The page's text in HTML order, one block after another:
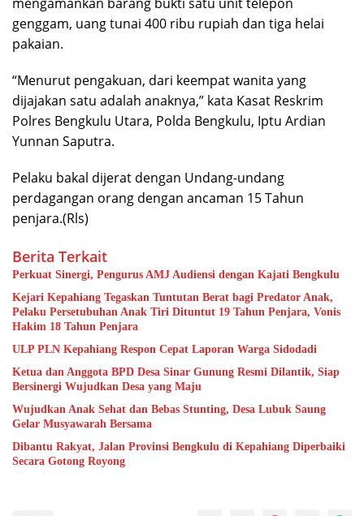
genggam, uang tunai 400 ribu rupiah dan tiga helai
pakaian.
“Menurut pengakuan, dari keempat wanita yang
dijajakan satu adalah anaknya,” kata Kasat Reskrim
Polres Bengkulu Utara, Polda Bengkulu, Iptu Ardian
Yunnan Saputra.
Pelaku bakal dijerat dengan Undang-undang
perdagangan orang dengan ancaman 15 Tahun
penjara.(Rls)
Berita Terkait
Perkuat Sinergi, Pengurus AMJ Audiensi dengan Kajati Bengkulu
Kejari Kepahiang Tegaskan Tuntutan Berat bagi Predator Anak,
Pelaku Persetubuhan Anak Tiri Dituntut 19 Tahun Penjara, Vonis
Hakim 18 Tahun Penjara
ULP PLN Kepahiang Respon Cepat Laporan Warga Sidodadi
Ketua dan Anggota BPD Desa Sinar Gunung Resmi Dilantik, Siap
Bersinergi Wujudkan Desa yang Maju
Wujudkan Anak Sehat dan Bebas Stunting, Desa Lubuk Saung
Gelar Musyawarah Bersama
Dibantu Rakyat, Jalan Provinsi Bengkulu di Kepahiang Diperbaiki
Secara Gotong Royong